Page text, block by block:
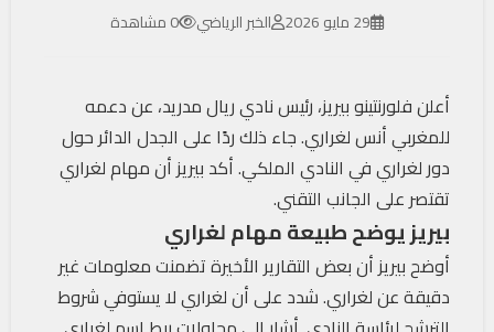
29 مايو 2026 الخبر الرياضي 0 مشاهدة
أعلن فلورنتينو بيريز، رئيس نادي ريال مدريد، عن دعمه
للمغربي أنس لغراري. جاء ذلك ردًا على الجدل الدائر حول
دور لغراري في النادي الملكي. أكد بيريز أن مهام لغراري
تقتصر على الجانب التقني.
بيريز يوضح طبيعة مهام لغراري
أوضح بيريز أن بعض التقارير الأخيرة تضمنت معلومات غير
دقيقة عن لغراري. شدد على أن لغراري لا يستوفي شروط